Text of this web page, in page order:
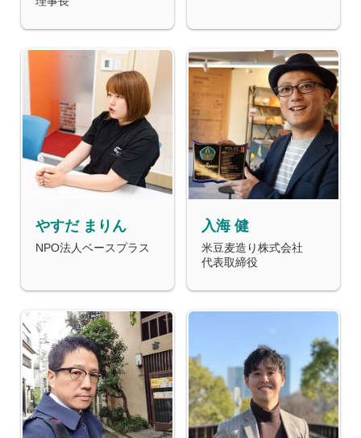
やすだ まりん
NPO法人ベースプラス
入海 健
米豆麦造り株式会社
代表取締役